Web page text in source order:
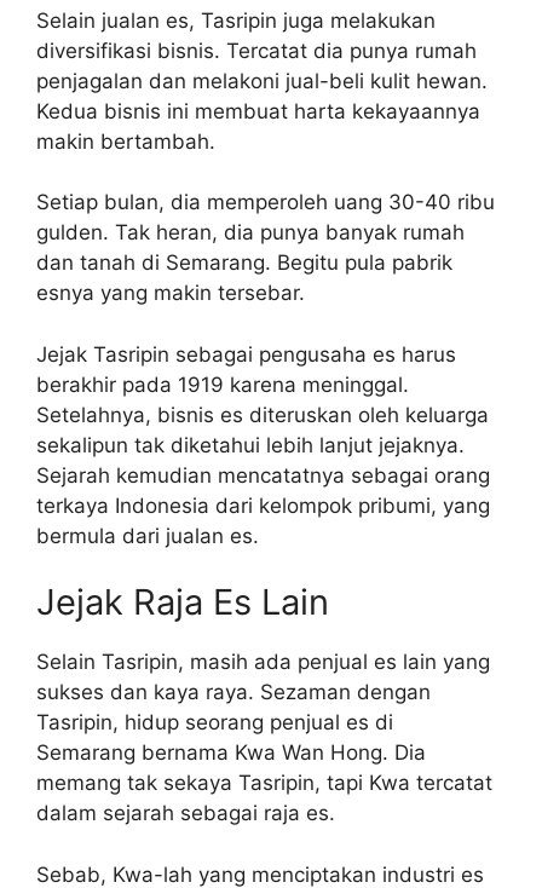
Selain jualan es, Tasripin juga melakukan
diversifikasi bisnis. Tercatat dia punya rumah
penjagalan dan melakoni jual-beli kulit hewan.
Kedua bisnis ini membuat harta kekayaannya
makin bertambah.
Setiap bulan, dia memperoleh uang 30-40 ribu
gulden. Tak heran, dia punya banyak rumah
dan tanah di Semarang. Begitu pula pabrik
esnya yang makin tersebar.
Jejak Tasripin sebagai pengusaha es harus
berakhir pada 1919 karena meninggal.
Setelahnya, bisnis es diteruskan oleh keluarga
sekalipun tak diketahui lebih lanjut jejaknya.
Sejarah kemudian mencatatnya sebagai orang
terkaya Indonesia dari kelompok pribumi, yang
bermula dari jualan es.
Jejak Raja Es Lain
Selain Tasripin, masih ada penjual es lain yang
sukses dan kaya raya. Sezaman dengan
Tasripin, hidup seorang penjual es di
Semarang bernama Kwa Wan Hong. Dia
memang tak sekaya Tasripin, tapi Kwa tercatat
dalam sejarah sebagai raja es.
Sebab, Kwa-lah yang menciptakan industri es